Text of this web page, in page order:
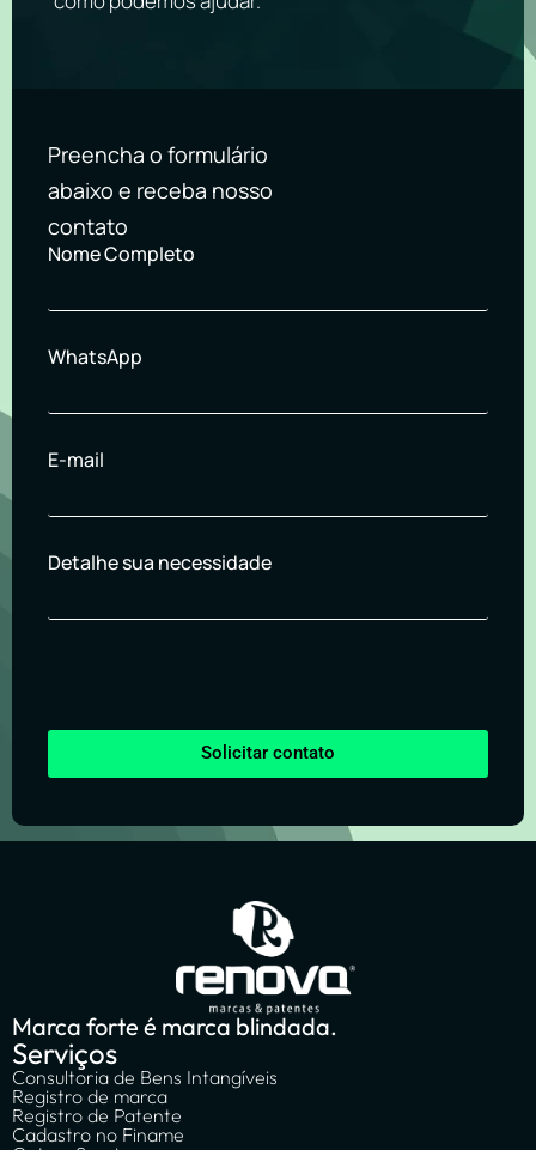
Preencha o formulário
abaixo e receba nosso
contato
Nome Completo
WhatsApp
E-mail
Detalhe sua necessidade
Solicitar contato
Marca forte é marca blindada.
Serviços
Consultoria de Bens Intangíveis
Registro de marca
Registro de Patente
Cadastro no Finame